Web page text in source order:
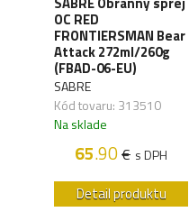
OC RED
FRONTIERSMAN Bear
Attack 272ml/260g
(FBAD-06-EU)
SABRE
Kód tovaru: 313510
Na sklade
65.90€ s DPH
Detail produktu